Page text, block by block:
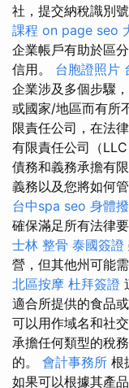
社，提交納稅識別
課程 on page seo
企業帳戶有助於區
信用。 台胞證照片
企業涉及多個步驟
或國家/地區而有所
限責任公司，在法
有限責任公司（
債務和義務承擔有
義務以及您將如何
台中spa seo 身體
確保滿足所有法律
士林 整骨 泰國簽證
營，但其他州可能
北區按摩 杜拜簽證
適合所提供的食品
可以用作域名和社
承擔任何類型的稅
的。 會計事務所 根
如果可以根據其產